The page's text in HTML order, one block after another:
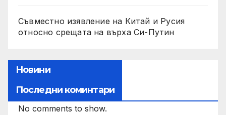
Съвместно изявление на Китай и Русия
относно срещата на върха Си-Путин
Новини
Последни коминтари
No comments to show.